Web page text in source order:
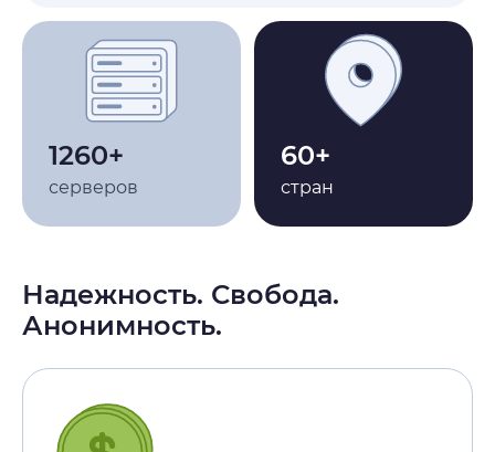
1260+
серверов
60+
стран
Надежность. Свобода.
Анонимность.